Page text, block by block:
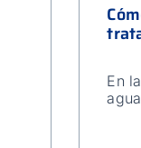
En